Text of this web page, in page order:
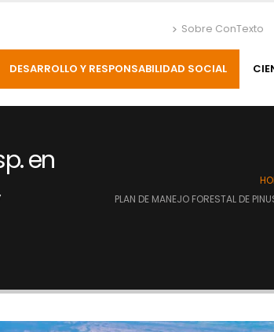
Sobre ConTexto
DESARROLLO Y RESPONSABILIDAD SOCIAL
en
PLAN DE MANEJO FORESTAL DE